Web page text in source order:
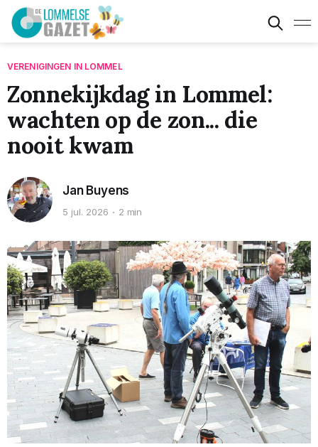
VERENIGINGEN IN LOMMEL
Zonnekijkdag in Lommel:
wachten op de zon... die
nooit kwam
Jan Buyens
5 jul. 2026 2 min